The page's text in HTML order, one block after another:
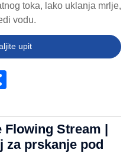
toka, lako uklanja mrlje,
vodu.
upit
Flowing Stream |
za prskanje pod